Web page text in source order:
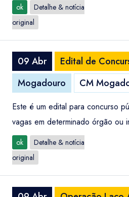
ok
Detalhe & notícia
original
09 Abr
Edital de
Mogadouro
CM
Este é um edital para concurso
vagas em determinado órgão ou
ok
Detalhe & notícia
original